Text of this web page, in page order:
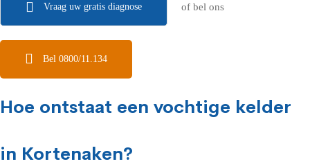
Vraag uw gratis diagnose of bel ons
Bel 0800/11.134
Hoe ontstaat een vochtige kelder
in Kortenaken?